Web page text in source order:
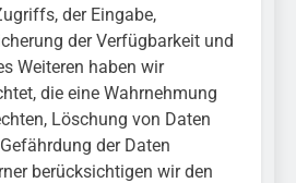
der Eingabe,
der Verfügbarkeit und
Weiteren haben wir
die eine Wahrnehmung
Löschung von Daten
der Daten
berücksichtigen wir den